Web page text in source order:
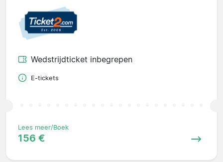
Wedstrijdticket inbegrepen
E-tickets
Lees meer/Boek
156 €